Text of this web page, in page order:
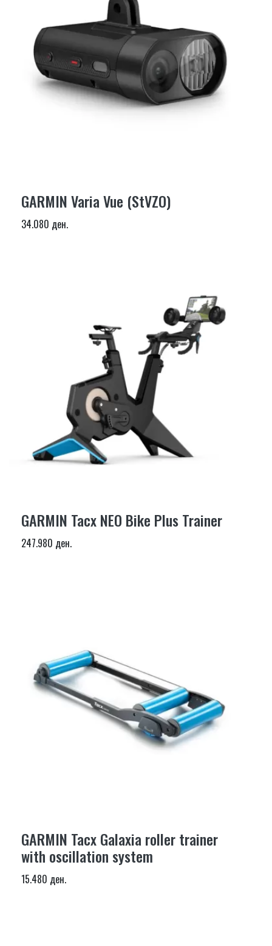
GARMIN Varia Vue (StVZO)
34.080 ден.
GARMIN Tacx NEO Bike Plus Trainer
247.980 ден.
GARMIN Tacx Galaxia roller trainer
with oscillation system
15.480 ден.